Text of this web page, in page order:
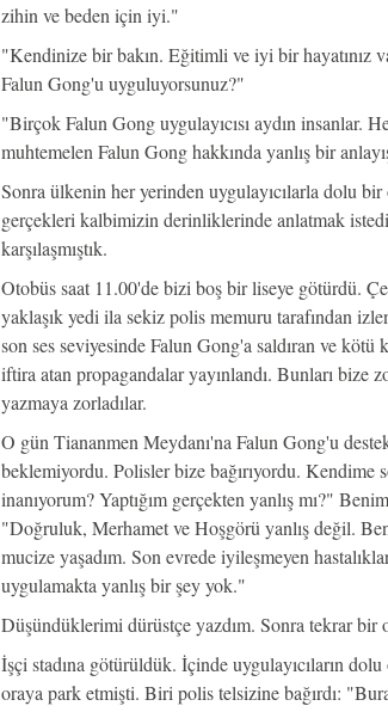
zihin ve beden için iyi."
"Kendinize bir bakın. Eğitimli ve iyi bir hayatınız
Falun Gong'u uyguluyorsunuz?"
"Birçok Falun Gong uygulayıcısı aydın insanlar.
muhtemelen Falun Gong hakkında yanlış bir
Sonra ülkenin her yerinden uygulayıcılarla dolu
gerçekleri kalbimizin derinliklerinde anlatmak
karşılaşmıştık.
Otobüs saat 11.00'de bizi boş bir liseye götürdü.
yaklaşık yedi ila sekiz polis memuru tarafından
son ses seviyesinde Falun Gong'a saldıran ve
iftira atan propagandalar yayınlandı. Bunları bize
yazmaya zorladılar.
O gün Tiananmen Meydanı'na Falun Gong'u
beklemiyordu. Polisler bize bağırıyordu. Kendime
inanıyorum? Yaptığım gerçekten yanlış mı?"
"Doğruluk, Merhamet ve Hoşgörü yanlış değil.
mucize yaşadım. Son evrede iyileşmeyen
uygulamakta yanlış bir şey yok."
Düşündüklerimi dürüstçe yazdım. Sonra tekrar bir
İşçi stadına götürüldük. İçinde uygulayıcıların
oraya park etmişti. Biri polis telsizine bağırdı: